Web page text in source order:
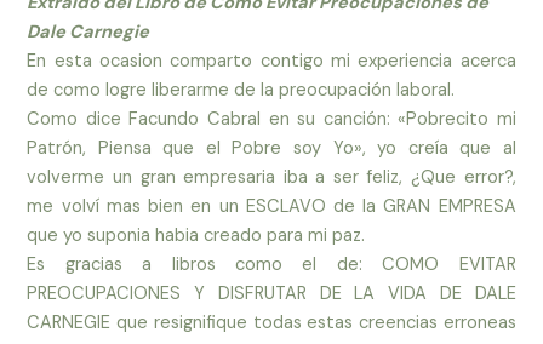
Dale Carnegie
En esta ocasion comparto contigo mi experiencia acerca
de como logre liberarme de la preocupación laboral.
Como dice Facundo Cabral en su canción: «Pobrecito mi
Patrón, Piensa que el Pobre soy Yo», yo creía que al
volverme un gran empresaria iba a ser feliz, ¿Que error?,
me volví mas bien en un ESCLAVO de la GRAN EMPRESA
que yo suponia habia creado para mi paz.
Es gracias a libros como el de: COMO EVITAR
PREOCUPACIONES Y DISFRUTAR DE LA VIDA DE DALE
CARNEGIE que resignifique todas estas creencias erroneas